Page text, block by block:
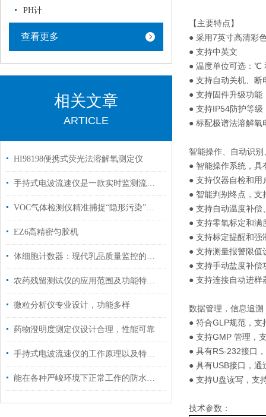
PH计
查看更多
相关文章
ARTICLE
HI98198便携式荧光法溶解氧测定仪
手持式电波流速仪是一款实时监测流体运动的便携利器
VOC气体检测仪精准捕捉“隐形污染”的实战指南
EZ6高精密匀胶机
体细胞计数器：现代乳品质量监控的关键工具
农药残留测试仪的应用范围及功能特点说明
微粒分析仪专业设计，功能多样
药物澄明度测定仪设计合理，性能可靠
手持式电波流速仪的工作原理以及特点说明
能在各种严峻环境下正常工作的防水笔式电导率仪
【主要特点】
● 采用7英寸高清彩
● 支持中英文
● 温度单位可选：℃
● 支持自动关机、断
● 支持固件升级功能
● 支持IP54防护等级
● 标配极谱法溶解氧
智能操作、自动识
● 智能操作系统，具
● 支持仪器自检和用
● 智能判别终点，支
● 支持自动温度补偿
● 支持零氧标定和满
● 支持标定提醒和强
● 支持测量报警限值
● 支持手动盐度补偿
● 支持连接自动进样
数据管理，信息追溯
● 符合GLP规范，
● 支持GMP 管理，
● 具有RS-232接口
● 具有USB接口，
● 支持U盘读写，支
技术参数：